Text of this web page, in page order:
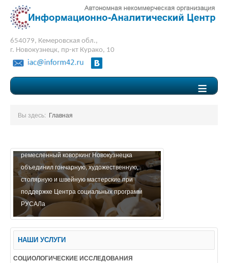
654079, Кемеровская обл.,
г. Новокузнецк, пр-кт Курако, 10
≡
Вы здесь: Главная
ремесленный коворкинг Новокузнецка
объединил гончарную, художественную,
столярную и швейную мастерские при
поддержке Центра социальных программ
РУСАЛа
НАШИ УСЛУГИ
СОЦИОЛОГИЧЕСКИЕ ИССЛЕДОВАНИЯ